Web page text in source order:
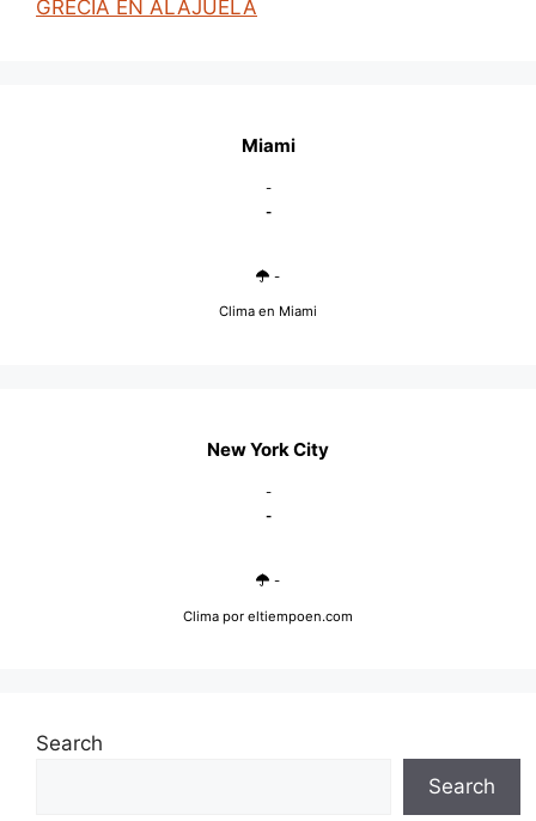
GRECIA EN ALAJUELA
Miami
-
-
-
Clima en Miami
New York City
-
-
-
Clima por eltiempoen.com
Search
Search